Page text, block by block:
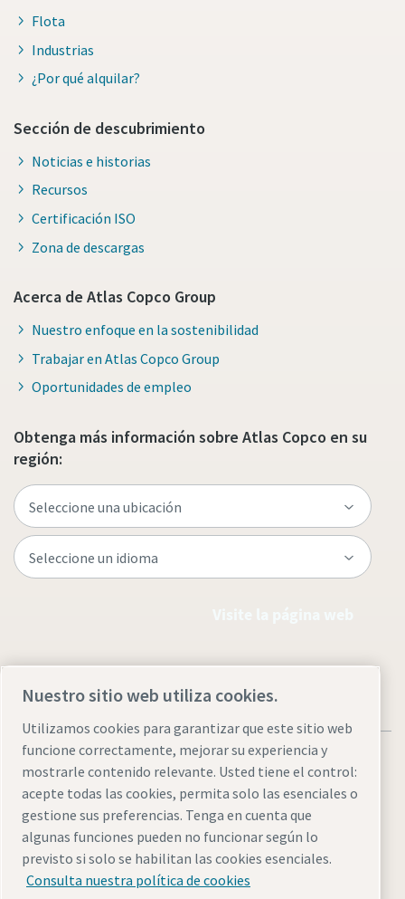
Flota
Industrias
¿Por qué alquilar?
Sección de descubrimiento
Noticias e historias
Recursos
Certificación ISO
Zona de descargas
Acerca de Atlas Copco Group
Nuestro enfoque en la sostenibilidad
Trabajar en Atlas Copco Group
Oportunidades de empleo
Obtenga más información sobre Atlas Copco en su
región:
Aviso legal y aviso de privacidadAdministrar cookies
AccesibilidadMapa del sitio
© 2026 Atlas Copco AB
Nuestro sitio web utiliza cookies.
Utilizamos cookies para garantizar que este sitio web
funcione correctamente, mejorar su experiencia y
mostrarle contenido relevante. Usted tiene el control:
acepte todas las cookies, permita solo las esenciales o
gestione sus preferencias. Tenga en cuenta que
algunas funciones pueden no funcionar según lo
previsto si solo se habilitan las cookies esenciales.
Consulta nuestra política de cookies